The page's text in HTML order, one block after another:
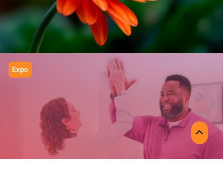
Expo
MOUNJARO
Escala con precisión
Scroll
to
Top